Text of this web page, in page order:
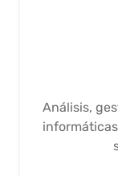
Análisis,